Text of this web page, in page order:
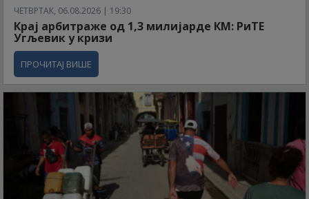
ЧЕТВРТАК, 06.08.2026 | 19:30
Крај арбитраже од 1,3 милијарде КМ: РиТЕ
Угљевик у кризи
ПРОЧИТАЈ ВИШЕ